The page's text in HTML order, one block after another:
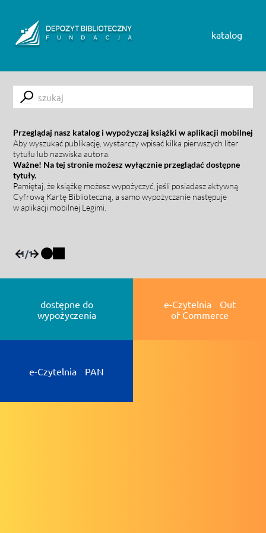
katalog
Submit
Przeglądaj nasz katalog i wypożyczaj książki w aplikacji mobilnej
Aby wyszukać publikację, wystarczy wpisać kilka pierwszych liter
tytułu lub nazwiska autora.
Ważne! Na tej stronie możesz wyłącznie przeglądać dostępne
tytuły.
Pamiętaj, że książkę możesz wypożyczyć, jeśli posiadasz aktywną
Cyfrową Kartę Biblioteczną, a samo wypożyczanie następuje
w aplikacji mobilnej Legimi.
1/1
dostępne do
wypożyczenia
e-Czytelnia Out
of Commerce
e-Czytelnia PAN